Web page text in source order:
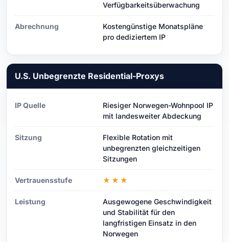
Verfügbarkeitsüberwachung
Abrechnung
Kostengünstige Monatspläne
pro dediziertem IP
U.S. Unbegrenzte Residential-Proxys
IP Quelle
Riesiger Norwegen-Wohnpool IP
mit landesweiter Abdeckung
Sitzung
Flexible Rotation mit
unbegrenzten gleichzeitigen
Sitzungen
Vertrauensstufe ★★★
Leistung
Ausgewogene Geschwindigkeit
und Stabilität für den
langfristigen Einsatz in den
Norwegen